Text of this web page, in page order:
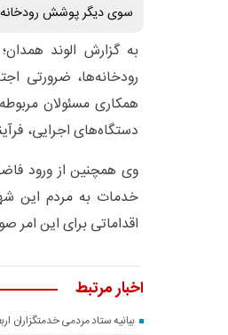
سوی دیگر پوشش
به گزارش الوند
رودخانه‌ها، ضرورتی
همکاری مسئولان
دستگاه‌های اجرایی،
وی همچنین از ورود
خدمات به مردم این
اقداماتی برای این امر
اخبار مرتبط
بیانیه ستاد مردمی خدمتگزاران